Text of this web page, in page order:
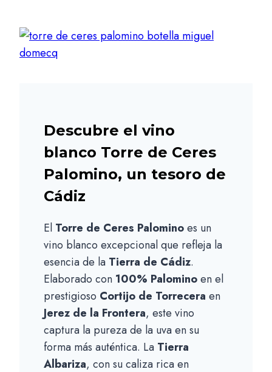
Descubre el vino
blanco Torre de Ceres
Palomino, un tesoro de
Cádiz
El Torre de Ceres Palominoes un
vino blanco excepcional que refleja la
esencia de la Tierra de Cádiz.
Elaborado con 100% Palominoen el
prestigioso Cortijo de Torrecera en
Jerez de la Frontera, este vino
captura la pureza de la uva en su
forma más auténtica. La Tierra
Albariza, con su caliza rica en